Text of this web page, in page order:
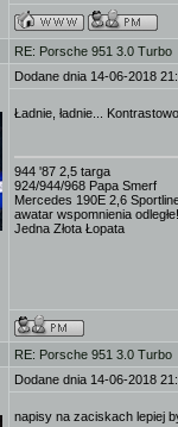
RE: Porsche 951 3.0 Turbo
Dodane dnia 14-06-2018
Ładnie, ładnie...
944 '87 2,5 targa
924/944/968 Papa Smerf
Mercedes 190E 2,6
awatar wspomnienia
Jedna Złota Łopata
RE: Porsche 951 3.0 Turbo
Dodane dnia 14-06-2018
napisy na zaciskach lepiej